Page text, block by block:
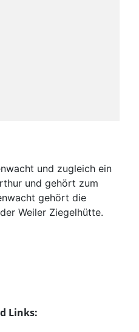
und zugleich ein
und gehört zum
gehört die
Weiler Ziegelhütte.
Links: